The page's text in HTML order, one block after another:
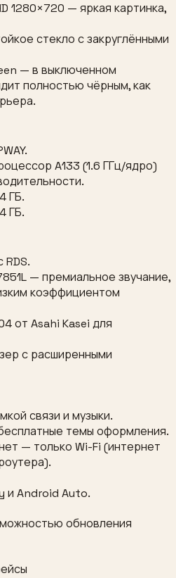
1280×720 — яркая картинка,
стекло с закруглёнными
— в выключенном
полностью чёрным, как
A133 (1.6 ГГц/ядро)
ГБ.
ГБ.
RDS.
— премиальное звучание,
коэффициентом
от Asahi Kasei для
с расширенными
связи и музыки.
темы оформления.
— только Wi-Fi (интернет
и Android Auto.
обновления